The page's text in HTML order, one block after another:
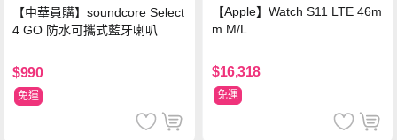
【中華員購】soundcore Select
4 GO 防水可攜式藍牙喇叭
$990
免運
【Apple】Watch S11 LTE 46m
m M/L
$16,318
免運